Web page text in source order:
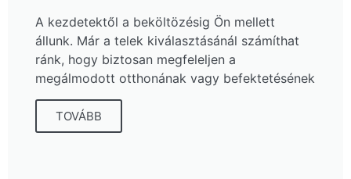
A kezdetektől a beköltözésig Ön mellett
állunk. Már a telek kiválasztásánál számíthat
ránk, hogy biztosan megfeleljen a
megálmodott otthonának vagy befektetésének
TOVÁBB